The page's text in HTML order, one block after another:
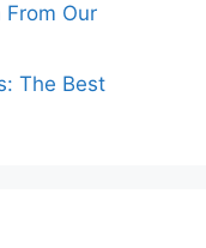
Our
The Best